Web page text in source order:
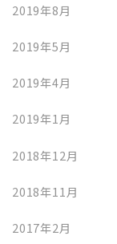
2019年8月
2019年5月
2019年4月
2019年1月
2018年12月
2018年11月
2017年2月